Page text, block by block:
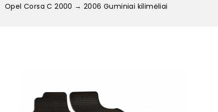
Opel Corsa C 2000 → 2006 Guminiai kilimėliai